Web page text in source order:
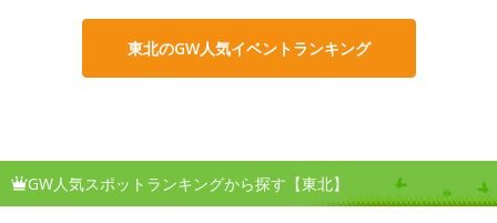
東北のGW人気イベントランキング
GW人気スポットランキングから探す【東北】